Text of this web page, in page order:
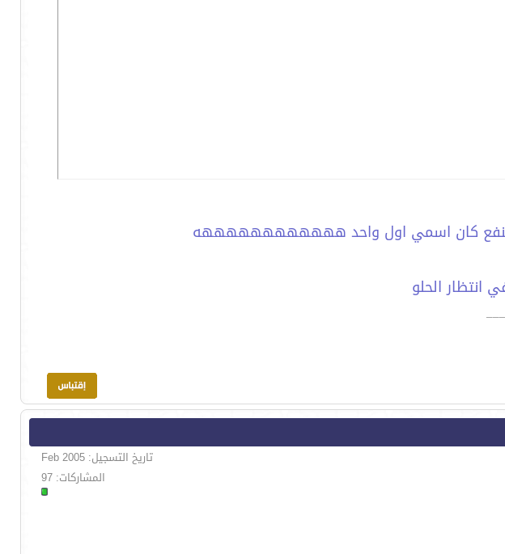
كان اسمي اول واحد ههههههههههههه
انتظار الحلو
تاريخ التسجيل: Feb 2005
المشاركات: 97